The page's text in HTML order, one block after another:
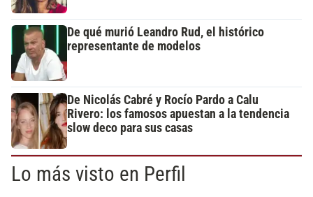
De qué murió Leandro Rud, el histórico
representante de modelos
De Nicolás Cabré y Rocío Pardo a Calu
Rivero: los famosos apuestan a la tendencia
slow deco para sus casas
Lo más visto en Perfil